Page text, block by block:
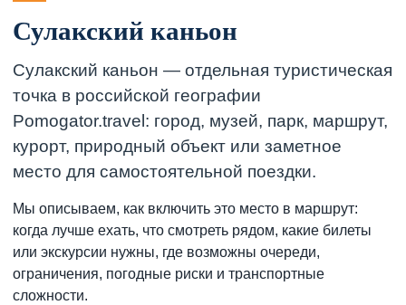
Сулакский каньон
Сулакский каньон — отдельная туристическая
точка в российской географии
Pomogator.travel: город, музей, парк, маршрут,
курорт, природный объект или заметное
место для самостоятельной поездки.
Мы описываем, как включить это место в маршрут:
когда лучше ехать, что смотреть рядом, какие билеты
или экскурсии нужны, где возможны очереди,
ограничения, погодные риски и транспортные
сложности.